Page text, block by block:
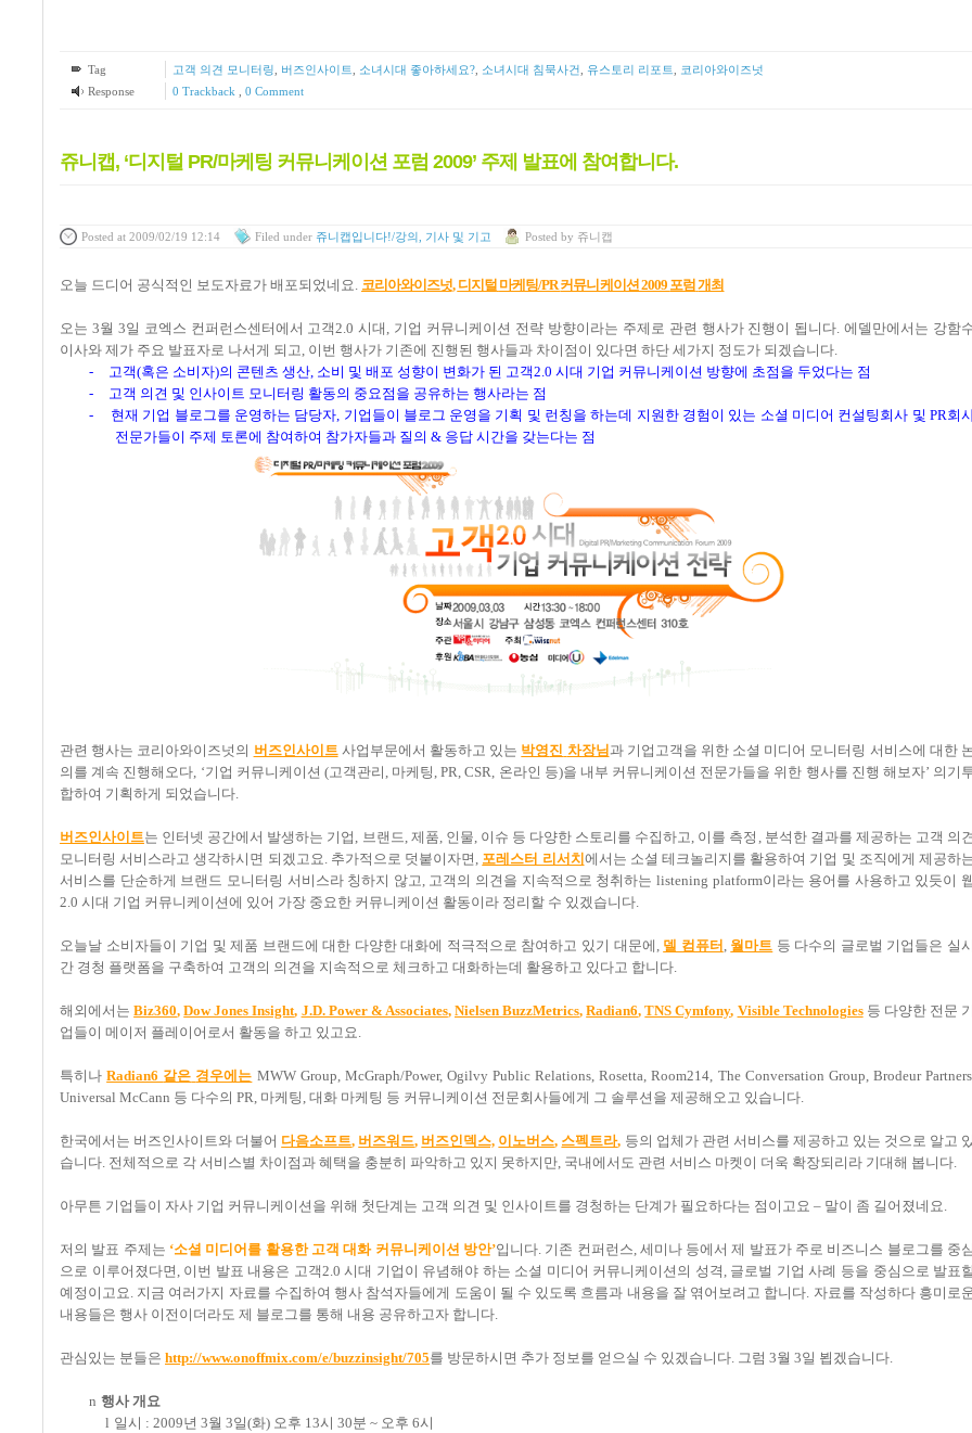
Tag 고객 의견 모니터링 버즈인사이트 소녀시대 좋아하세요?, 소녀시대 침묵사건 유스토리 리포트
코리아와이즈넛
Response
0 Trackback 0 Comment
쥬니캡, ‘디지털 PR/마케팅 커뮤니케이션 포럼 2009’ 주제 발표에 참여합니다.
Posted at 2009/02/19 12:14 Filed under 쥬니캡입니다!/강의, 기사 및 기고 Posted by 쥬니캡
오늘 드디어 공식적인 보도자료가 배포되었네요. 코리아와이즈넛, 디지털 마케팅/PR커뮤니케이션 2009 포럼 개최
오는 3월 3일 코엑스 컨퍼런스센터에서 고객2.0시대 , 기업 커뮤니케이션 전략 방향이라는 주제로 관련 행사가 진행이 됩니다.에델만에서는 강함
이사와 제가 주요 발표자로 나서게 되고, 이번 행사가 기존에 진행된 행사들과 차이점이 있다면 하단 세가지 정도가 되겠습니다.
-
고객(혹은 소비자)의 콘텐츠 생산, 소비 및 배포 성향이 변화가 된 고객2.0 시대 기업 커뮤니케이션 방향에 초점을 두었다는 점
-
고객 의견 및 인사이트 모니터링 활동의 중요점을 공유하는 행사라는 점
-
현재 기업 블로그를 운영하는 담당자, 기업들이 블로그 운영을 기획 및 런칭을 하는데 지원한 경험이 있는 소셜 미디어 컨설팅회사 및 PR회
전문가들이 주제 토론에 참여하여 참가자들과 질의 & 응답 시간을 갖는다는 점
관련 행사는 코리아와이즈넛의 버즈인사이트 사업부문에서 활동하고 있는 박영진 차장님 과 기업고객을 위한 소셜 미디어 모니터링 서비스에 대한
의를 계속 진행해오다, ‘기업 커뮤니케이션 (고객관리 , 마케팅 , PR, CSR, 온라인 등)을 내부 커뮤니케이션 전문가들을 위한 행사를 진행 해보자’ 의기
합하여 기획하게 되었습니다.
버즈인사이트는 인터넷 공간에서 발생하는 기업 , 브랜드, 제품, 인물, 이슈 등 다양한 스토리를 수집하고, 이를 측정 , 분석한 결과를 제공하는 고객 의견
모니터링 서비스라고 생각하시면 되겠고요. 추가적으로 덧붙이자면, 포레스터 리서치 에서는 소셜 테크놀리지를 활용하여 기업 및 조직에게 제공하
서비스를 단순하게 브랜드 모니터링 서비스라 칭하지 않고, 고객의 의견을 지속적으로 청취하는 listening platform이라는 용어를 사용하고 있듯이 웹
2.0 시대 기업 커뮤니케이션에 있어 가장 중요한 커뮤니케이션 활동이라 정리할 수 있겠습니다.
오늘날 소비자들이 기업 및 제품 브랜드에 대한 다양한 대화에 적극적으로 참여하고 있기 대문에 , 델 컴퓨터 , 월마트 등 다수의 글로벌 기업들은 실시
간 경청 플랫폼을 구축하여 고객의 의견을 지속적으로 체크하고 대화하는데 활용하고 있다고 합니다.
해외에서는Biz360,Dow Jones Insight, J.D. Power & Associates, Nielsen BuzzMetrics,Radian6,TNS Cymfony, Visible Technologies 등 다양한 전문 기
업들이 메이저 플레이어로서 활동을 하고 있고요.
특히나Radian6 같은 경우에는 MWW Group, McGraph/Power, Ogilvy Public Relations, Rosetta, Room214, The Conversation Group, Brodeur
Universal McCann 등 다수의 PR, 마케팅 , 대화 마케팅 등 커뮤니케이션 전문회사들에게 그 솔루션을 제공해오고 있습니다.
한국에서는 버즈인사이트와 더불어 다음소프트, 버즈워드, 버즈인덱스, 이노버스, 스펙트라, 등의 업체가 관련 서비스를 제공하고 있는 것으로 알고 있
습니다. 전체적으로 각 서비스별 차이점과 혜택을 충분히 파악하고 있지 못하지만, 국내에서도 관련 서비스 마켓이 더욱 확장되리라 기대해 봅니다.
아무튼 기업들이 자사 기업 커뮤니케이션을 위해 첫단계는 고객 의견 및 인사이트를 경청하는 단계가 필요하다는 점이고요 – 말이 좀 길어졌네요.
저의 발표 주제는 ‘소셜 미디어를 활용한 고객 대화 커뮤니케이션 방안’입니다. 기존 컨퍼런스, 세미나 등에서 제 발표가 주로 비즈니스 블로그를 중심
으로 이루어졌다면 , 이번 발표 내용은 고객2.0시대 기업이 유념해야 하는 소셜 미디어 커뮤니케이션의 성격 , 글로벌 기업 사례 등을 중심으로 발표
예정이고요. 지금 여러가지 자료를 수집하여 행사 참석자들에게 도움이 될 수 있도록 흐름과 내용을 잘 엮어보려고 합니다. 자료를 작성하다 흥미로
내용들은 행사 이전이더라도 제 블로그를 통해 내용 공유하고자 합니다.
관심있는 분들은 http://www.onoffmix.com/e/buzzinsight/705를 방문하시면 추가 정보를 얻으실 수 있겠습니다. 그럼 3월 3일 뵙겠습니다.
n 행사 개요
l 일시 : 2009년 3월 3일(화) 오후 13시 30분 ~ 오후 6시